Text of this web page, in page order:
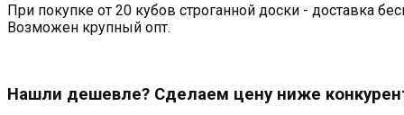
При покупке от 20 кубов строганной доски - доставка
Возможен крупный опт.
Нашли дешевле? Сделаем цену ниже